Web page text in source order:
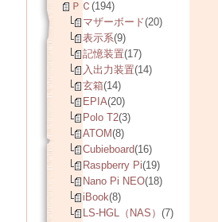
ＰＣ (194)
マザーボード(20)
表示系(9)
記憶装置(17)
入出力装置(14)
玄箱(14)
EPIA(20)
Polo T2(3)
ATOM(8)
Cubieboard(16)
Raspberry Pi(19)
Nano Pi NEO(18)
iBook(8)
LS-HGL（NAS） (7)